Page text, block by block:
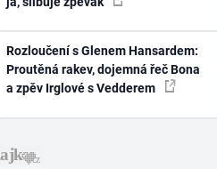
Rozloučení s Glenem Hansardem:
Proutěná rakev, dojemná řeč Bona
a zpěv Irglové s Vedderem